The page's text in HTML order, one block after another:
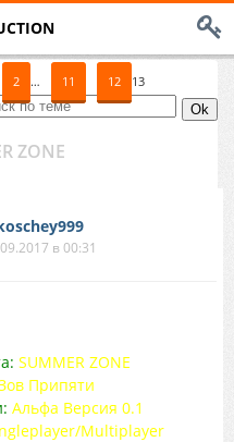
2 … 11 12 13
ZONE
в 00:31
SUMMER ZONE
Припяти
Альфа Версия 0.1
Multiplayer